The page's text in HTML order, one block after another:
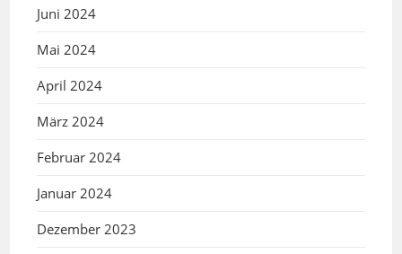
Juni 2024
Mai 2024
April 2024
März 2024
Februar 2024
Januar 2024
Dezember 2023